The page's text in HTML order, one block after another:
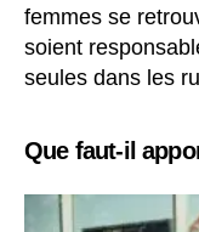
femmes se
soient
seules dans les
Que faut-il